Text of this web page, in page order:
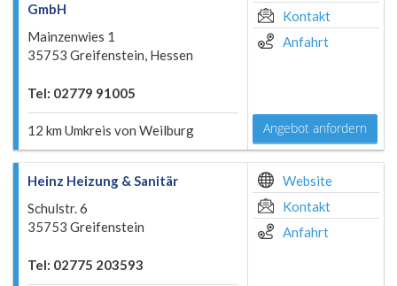
GmbH
Mainzenwies 1
35753 Greifenstein, Hessen
Tel: 02779 91005
12 km Umkreis von Weilburg
Kontakt
Anfahrt
Angebot anfordern
Heinz Heizung & Sanitär
Schulstr. 6
35753 Greifenstein
Tel: 02775 203593
Website
Kontakt
Anfahrt